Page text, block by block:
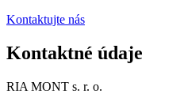
Kontaktujte nás
Kontaktné údaje
RIA MONT s. r. o.